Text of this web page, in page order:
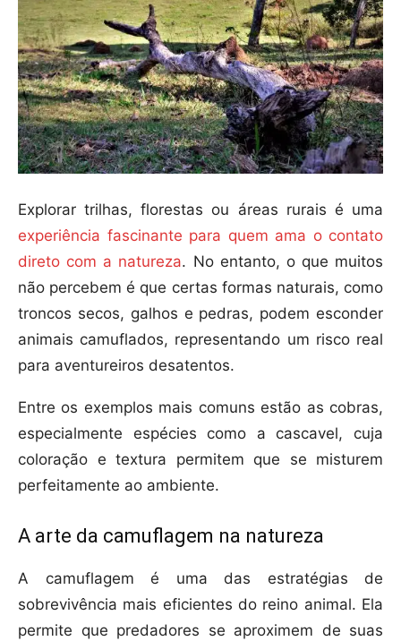
Explorar trilhas, florestas ou áreas rurais é uma
experiência fascinante para quem ama o contato
direto com a natureza. No entanto, o que muitos
não percebem é que certas formas naturais, como
troncos secos, galhos e pedras, podem esconder
animais camuflados, representando um risco real
para aventureiros desatentos.
Entre os exemplos mais comuns estão as cobras,
especialmente espécies como a cascavel, cuja
coloração e textura permitem que se misturem
perfeitamente ao ambiente.
A arte da camuflagem na natureza
A camuflagem é uma das estratégias de
sobrevivência mais eficientes do reino animal. Ela
permite que predadores se aproximem de suas